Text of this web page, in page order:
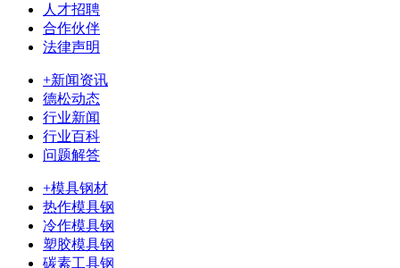
人才招聘
合作伙伴
法律声明
+新闻资讯
德松动态
行业新闻
行业百科
问题解答
+模具钢材
热作模具钢
冷作模具钢
塑胶模具钢
碳素工具钢